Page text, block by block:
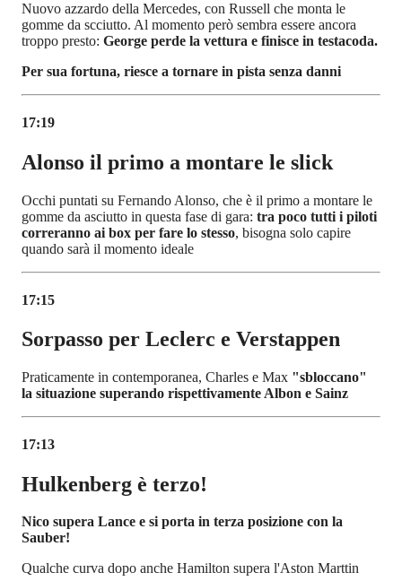
Nuovo azzardo della Mercedes, con Russell che monta le
gomme da scciutto. Al momento però sembra essere ancora
troppo presto: George perde la vettura e finisce in testacoda.
Per sua fortuna, riesce a tornare in pista senza danni
17:19
Alonso il primo a montare le slick
Occhi puntati su Fernando Alonso, che è il primo a montare le
gomme da asciutto in questa fase di gara: tra poco tutti i piloti
correranno ai box per fare lo stesso, bisogna solo capire
quando sarà il momento ideale
17:15
Sorpasso per Leclerc e Verstappen
Praticamente in contemporanea, Charles e Max "sbloccano"
la situazione superando rispettivamente Albon e Sainz
17:13
Hulkenberg è terzo!
Nico supera Lance e si porta in terza posizione con la
Sauber!
Qualche curva dopo anche Hamilton supera l'Aston Marttin